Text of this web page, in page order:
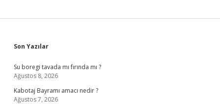
Sidebar
Son Yazılar
Su boregi tavada mı fırında mı ?
Ağustos 8, 2026
Kabotaj Bayramı amacı nedir ?
Ağustos 7, 2026